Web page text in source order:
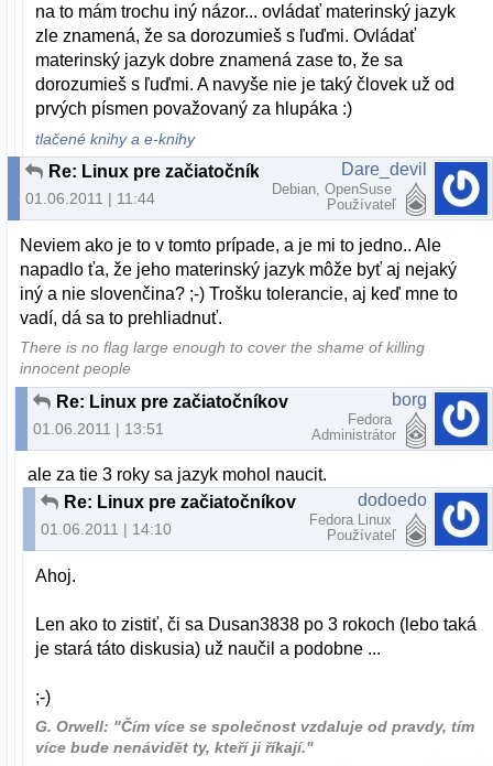
na to mám trochu iný názor... ovládať materinský jazyk
zle znamená, že sa dorozumieš s ľuďmi. Ovládať
materinský jazyk dobre znamená zase to, že sa
dorozumieš s ľuďmi. A navyše nie je taký človek už od
prvých písmen považovaný za hlupáka :)
tlačené knihy a e-knihy
Re: Linux pre začiatočníkov
01.06.2011 | 11:44
Dare_devil
Debian, OpenSuse
Používateľ
Neviem ako je to v tomto prípade, a je mi to jedno.. Ale
napadlo ťa, že jeho materinský jazyk môže byť aj nejaký
iný a nie slovenčina? ;-) Trošku tolerancie, aj keď mne to
vadí, dá sa to prehliadnuť.
There is no flag large enough to cover the shame of killing
innocent people
Re: Linux pre začiatočníkov
01.06.2011 | 13:51
borg
Fedora
Administrátor
ale za tie 3 roky sa jazyk mohol naucit.
Re: Linux pre začiatočníkov
01.06.2011 | 14:10
dodoedo
Fedora Linux
Používateľ
Ahoj.
Len ako to zistiť, či sa Dusan3838 po 3 rokoch (lebo taká
je stará táto diskusia) už naučil a podobne ...
;-)
G. Orwell: "Čím více se společnost vzdaluje od pravdy, tím
více bude nenávidět ty, kteří ji říkají."